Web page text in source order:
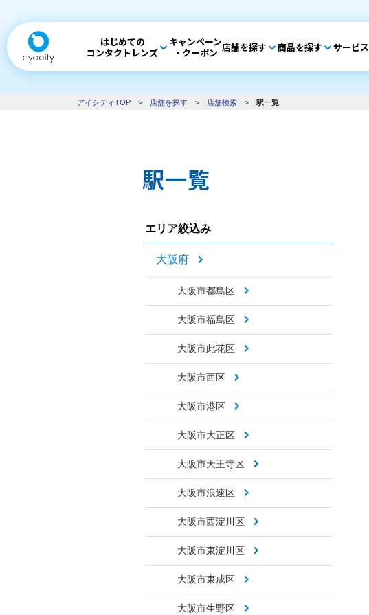
はじめての
コンタクトレンズ
キャンペーン
・クーポン 店舗を探す 商品を探す サービス
アイシティTOP > 店舗を探す > 店舗検索 > 駅一覧
駅一覧
エリア絞込み
大阪府
大阪市都島区
大阪市福島区
大阪市此花区
大阪市西区
大阪市港区
大阪市大正区
大阪市天王寺区
大阪市浪速区
大阪市西淀川区
大阪市東淀川区
大阪市東成区
大阪市生野区